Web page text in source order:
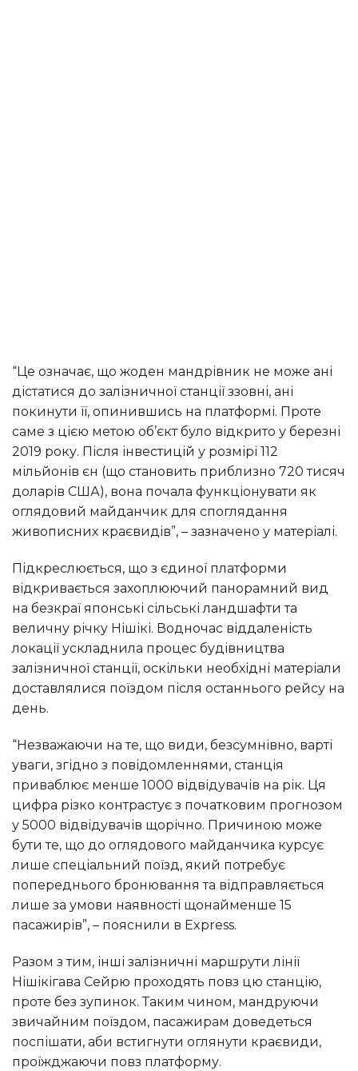
“Це означає, що жоден мандрівник не може ані
дістатися до залізничної станції ззовні, ані
покинути її, опинившись на платформі. Проте
саме з цією метою об’єкт було відкрито у березні
2019 року. Після інвестицій у розмірі 112
мільйонів єн (що становить приблизно 720 тисяч
доларів США), вона почала функціонувати як
оглядовий майданчик для споглядання
живописних краєвидів”, – зазначено у матеріалі.
Підкреслюється, що з єдиної платформи
відкривається захоплюючий панорамний вид
на безкраї японські сільські ландшафти та
величну річку Нішікі. Водночас віддаленість
локації ускладнила процес будівництва
залізничної станції, оскільки необхідні матеріали
доставлялися поїздом після останнього рейсу на
день.
“Незважаючи на те, що види, безсумнівно, варті
уваги, згідно з повідомленнями, станція
приваблює менше 1000 відвідувачів на рік. Ця
цифра різко контрастує з початковим прогнозом
у 5000 відвідувачів щорічно. Причиною може
бути те, що до оглядового майданчика курсує
лише спеціальний поїзд, який потребує
попереднього бронювання та відправляється
лише за умови наявності щонайменше 15
пасажирів”, – пояснили в Express.
Разом з тим, інші залізничні маршрути лінії
Нішікігава Сейрю проходять повз цю станцію,
проте без зупинок. Таким чином, мандруючи
звичайним поїздом, пасажирам доведеться
поспішати, аби встигнути оглянути краєвиди,
проїжджаючи повз платформу.